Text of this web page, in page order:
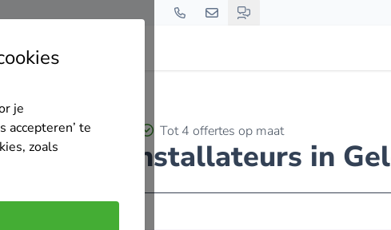
je
accepteren’ te
zoals
Tot 4 offertes op maat
installateurs in